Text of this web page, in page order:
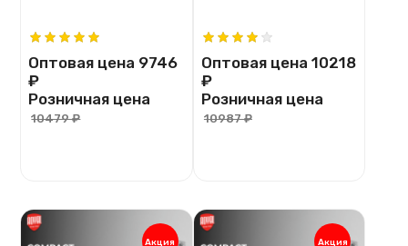
Оптовая цена 9746
₽
Розничная цена
10479 ₽
Оптовая цена 10218
₽
Розничная цена
10987 ₽
Акция Акция